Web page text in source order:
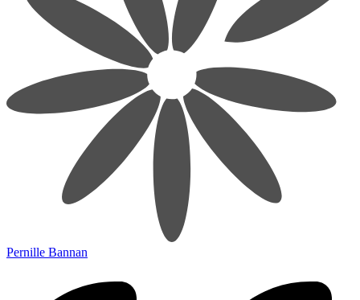
Pernille Bannan